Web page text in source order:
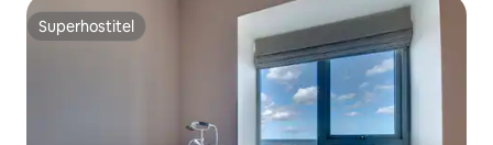
Superhostiteľ
Superhostiteľ